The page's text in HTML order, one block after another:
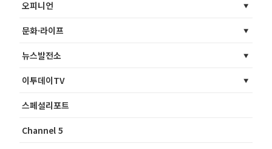
오피니언
문화·라이프
뉴스발전소
이투데이TV
스페셜리포트
Channel 5